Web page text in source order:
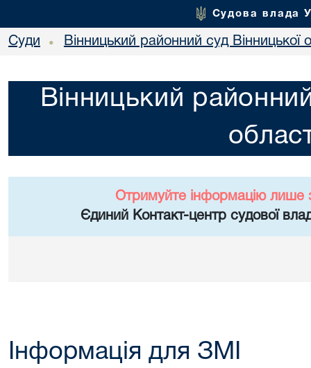
Судова влада
Суди • Вінницький районний суд Вінницької
Вінницький
Отримуйте інформацію лише
Єдиний Контакт-центр судової
Інформація для ЗМІ